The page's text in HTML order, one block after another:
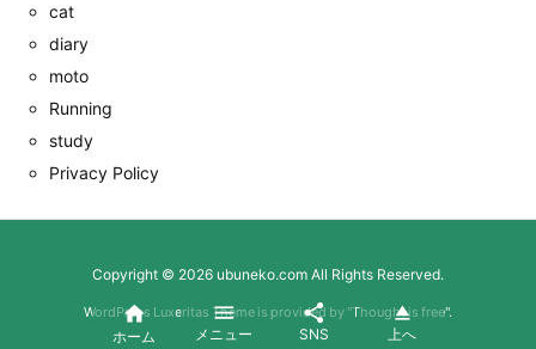
cat
diary
moto
Running
study
Privacy Policy
Copyright © 2026 ubuneko.com All Rights Reserved.
WordPress Luxeritas Theme is provided by "Thought is free".

ホーム

メニュー

SNS

上へ